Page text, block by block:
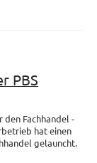
PBS
den Fachhandel -
hat einen
gelauncht.